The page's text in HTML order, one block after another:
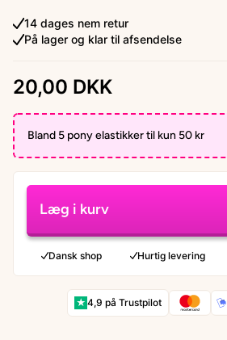
14 dages nem retur
På lager og klar til afsendelse
20,00 DKK
Bland 5 pony elastikker til kun 50 kr
Læg i kurv
Dansk shop Hurtig levering
★ 4,9 på Trustpilot